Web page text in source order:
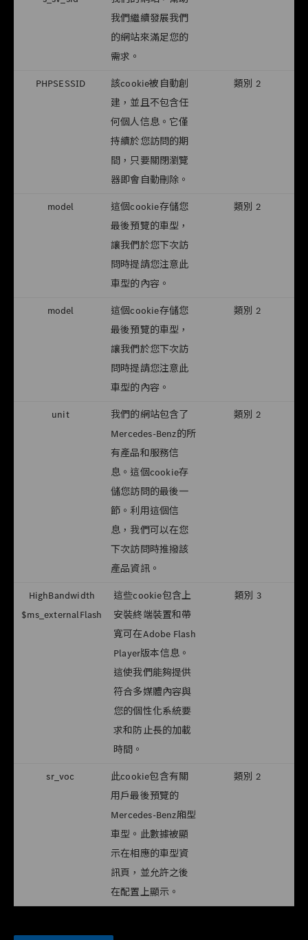
我們繼續發展我們
的網站來滿足您的
需求。
PHPSESSID
該cookie被自動創
建，並且不包含任
何個人信息。它僅
持續於您訪問的期
間，只要關閉瀏覽
器即會自動刪除。
類別 2
model
這個cookie存儲您
最後預覽的車型，
讓我們於您下次訪
問時提請您注意此
車型的內容。
類別 2
model
這個cookie存儲您
最後預覽的車型，
讓我們於您下次訪
問時提請您注意此
車型的內容。
類別 2
unit
我們的網站包含了
Mercedes-Benz的所
有產品和服務信
息。這個cookie存
儲您訪問的最後一
節。利用這個信
息，我們可以在您
下次訪問時推撥該
產品資訊。
類別 2
HighBandwidth
$ms_externalFlash
這些cookie包含上
安裝終端裝置和帶
寬可在Adobe Flash
Player版本信息。
這使我們能夠提供
符合多媒體內容與
您的個性化系統要
求和防止長的加載
時間。
類別 3
sr_voc
此cookie包含有關
用戶最後預覽的
Mercedes-Benz廂型
車型。此數據被顯
示在相應的車型資
訊頁，並允許之後
在配置上顯示。
類別 2